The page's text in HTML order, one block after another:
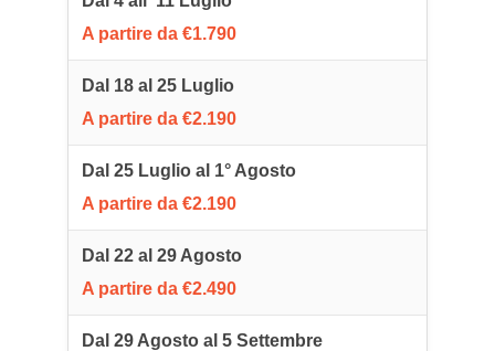
A partire da €1.790
Dal 18 al 25 Luglio
A partire da €2.190
Dal 25 Luglio al 1° Agosto
A partire da €2.190
Dal 22 al 29 Agosto
A partire da €2.490
Dal 29 Agosto al 5 Settembre